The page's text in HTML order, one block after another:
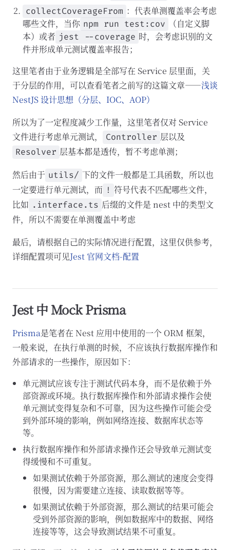
collectCoverageFrom ：代表单测覆盖率会考虑
哪些文件，当你 npm run test:cov
（自定义脚
本）或者 jest --coverage 时，会考虑识别的文
件并形成单元测试覆盖率报告；
这里笔者由于业务逻辑是全部写在 Service 层里面，关
于分层的作用，可以查看笔者之前写的这篇文章——浅谈
NestJS 设计思想（分层、IOC、AOP）
所以为了一定程度减少工作量，这里笔者仅对 Service
文件进行考虑单元测试，
Controller 层以及
Resolver 层基本都是透传，暂不考虑单测；
然后由于 utils/ 下的文件一般都是工具函数，所以也
一定要进行单元测试，而 ! 符号代表不匹配哪些文件，
比如 .interface.ts 后缀的文件是 nest 中的类型文
件，所以不需要在单测覆盖中考虑
最后，请根据自己的实际情况进行配置，这里仅供参考，
详细配置项可见Jest 官网文档-配置
Jest 中 Mock Prisma
Prisma是笔者在 Nest 应用中使用的一个 ORM 框架，
一般来说，在执行单测的时候，不应该执行数据库操作和
外部请求的一些操作，原因如下：
单元测试应该专注于测试代码本身，而不是依赖于外
部资源或环境。执行数据库操作和外部请求操作会使
单元测试变得复杂和不可靠，因为这些操作可能会受
到外部环境的影响，例如网络连接、数据库状态等
等。
执行数据库操作和外部请求操作还会导致单元测试变
得缓慢和不可重复。
如果测试依赖于外部资源，那么测试的速度会变得
很慢，因为需要建立连接、读取数据等等。
如果测试依赖于外部资源，那么测试的结果可能会
受到外部资源的影响，例如数据库中的数据、网络
连接等等，这会导致测试结果不可重复。